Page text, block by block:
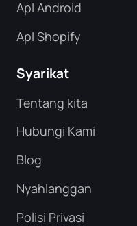
Apl Android
Apl Shopify
Syarikat
Tentang kita
Hubungi Kami
Blog
Nyahlanggan
Polisi Privasi